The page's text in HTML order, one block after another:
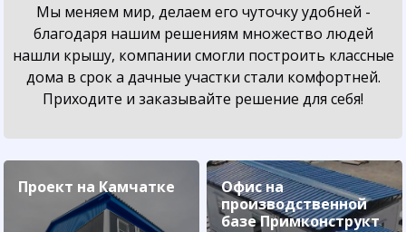
Мы меняем мир, делаем его чуточку удобней -
благодаря нашим решениям множество людей
нашли крышу, компании смогли построить классные
дома в срок а дачные участки стали комфортней.
Приходите и заказывайте решение для себя!
Проект на Камчатке
Офис на
производственной
базе Примконструкт